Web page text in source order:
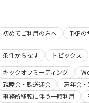
初めてご利用の方へ TKPの
条件から探す トピックス
キックオフミーティング
親睦会・歓送迎会
忘年会
事務所移転に伴う一時利用